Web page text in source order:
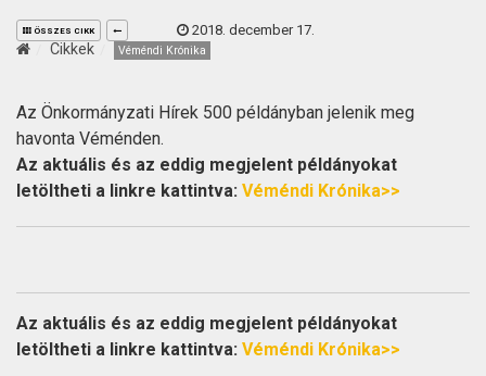
KINCSES BARANYA VÉMÉND
ÖSSZES CIKK 2018. december 17.
Cikkek Véméndi Krónika
Az Önkormányzati Hírek 500 példányban jelenik meg
havonta Véménden.
Az aktuális és az eddig megjelent példányokat
letöltheti a linkre kattintva: Véméndi Krónika>>
Az aktuális és az eddig megjelent példányokat
letöltheti a linkre kattintva: Véméndi Krónika>>